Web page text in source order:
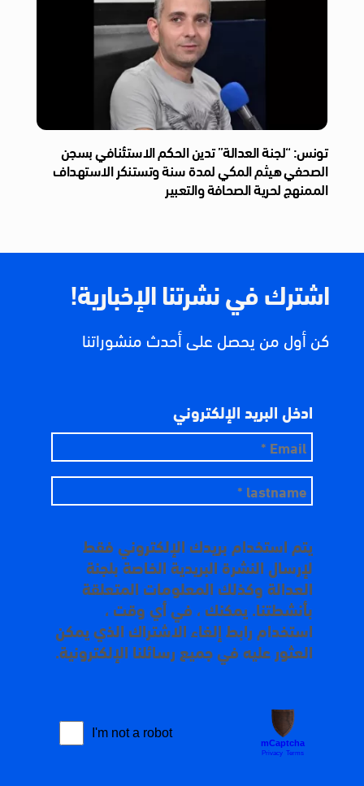
تونس: “لجنة العدالة” تدين الحكم الاستئنافي بسجن
الصحفي هيثم المكي لمدة سنة وتستنكر الاستهداف
الممنهج لحرية الصحافة والتعبير
اشترك في نشرتنا الإخبارية!
كن أول من يحصل على أحدث منشوراتنا
ادخل البريد الإلكتروني
يتم استخدام بريدك الإلكتروني فقط
لإرسال النشرة البريدية الخاصة بلجنة
العدالة وكذلك المعلومات المتعلقة
بأنشطتنا. يمكنك ، في أي وقت ،
استخدام رابط إلغاء الاشتراك الذي يمكن
العثور عليه في جميع رسائلنا الإلكترونية.